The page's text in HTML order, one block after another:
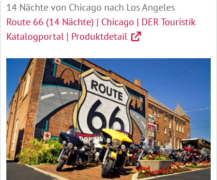
14 Nächte von Chicago nach Los Angeles
Route 66 (14 Nächte) | Chicago | DER Touristik
Katalogportal | Produktdetail